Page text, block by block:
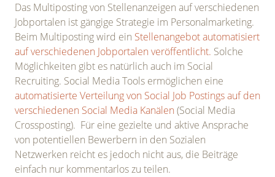
Das Multiposting von Stellenanzeigen auf verschiedenen
Jobportalen ist gängige Strategie im Personalmarketing.
Beim Multiposting wird ein Stellenangebot automatisiert
auf verschiedenen Jobportalen veröffentlicht. Solche
Möglichkeiten gibt es natürlich auch im Social
Recruiting. Social Media Tools ermöglichen eine
automatisierte Verteilung von Social Job Postings auf den
verschiedenen Social Media Kanälen (Social Media
Crossposting). Für eine gezielte und aktive Ansprache
von potentiellen Bewerbern in den Sozialen
Netzwerken reicht es jedoch nicht aus, die Beiträge
einfach nur kommentarlos zu teilen.